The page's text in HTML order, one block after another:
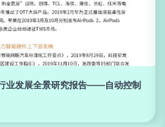
业发展全景研究报告——自动控制